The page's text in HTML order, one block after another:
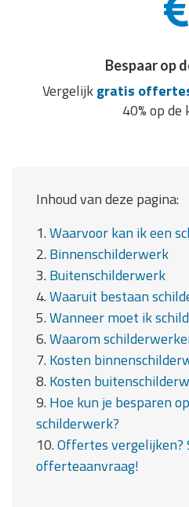
Bespaar op
Vergelijkgratis
40% op de
Inhoud van deze pagina:
1.Waarvoor kan ik een
2. Binnenschilderwerk
3. Buitenschilderwerk
4.Waaruit bestaan
5.Wanneer moet ik
6.Waarom
7. Kosten
8. Kosten
9. Hoe kun je besparen
schilderwerk?
10.Offertes
offerteaanvraag!